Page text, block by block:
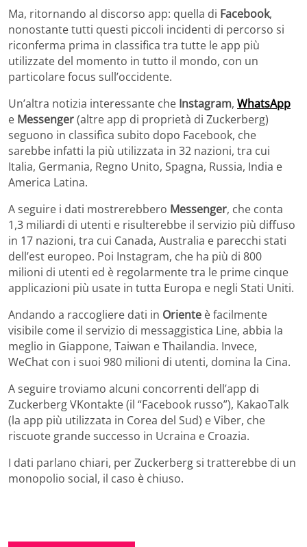
Ma, ritornando al discorso app: quella di Facebook,
nonostante tutti questi piccoli incidenti di percorso si
riconferma prima in classifica tra tutte le app più
utilizzate del momento in tutto il mondo, con un
particolare focus sull’occidente.
Un’altra notizia interessante che Instagram, WhatsApp
e Messenger(altre app di proprietà di Zuckerberg)
seguono in classifica subito dopo Facebook, che
sarebbe infatti la più utilizzata in 32 nazioni, tra cui
Italia, Germania, Regno Unito, Spagna, Russia, India e
America Latina.
A seguire i dati mostrerebbero Messenger, che conta
1,3 miliardi di utenti e risulterebbe il servizio più diffuso
in 17 nazioni, tra cui Canada, Australia e parecchi stati
dell’est europeo. Poi Instagram, che ha più di 800
milioni di utenti ed è regolarmente tra le prime cinque
applicazioni più usate in tutta Europa e negli Stati Uniti.
Andando a raccogliere dati in Oriente è facilmente
visibile come il servizio di messaggistica Line, abbia la
meglio in Giappone, Taiwan e Thailandia. Invece,
WeChat con i suoi 980 milioni di utenti, domina la Cina.
A seguire troviamo alcuni concorrenti dell’app di
Zuckerberg VKontakte (il “Facebook russo”), KakaoTalk
(la app più utilizzata in Corea del Sud) e Viber, che
riscuote grande successo in Ucraina e Croazia.
I dati parlano chiari, per Zuckerberg si tratterebbe di un
monopolio social, il caso è chiuso.